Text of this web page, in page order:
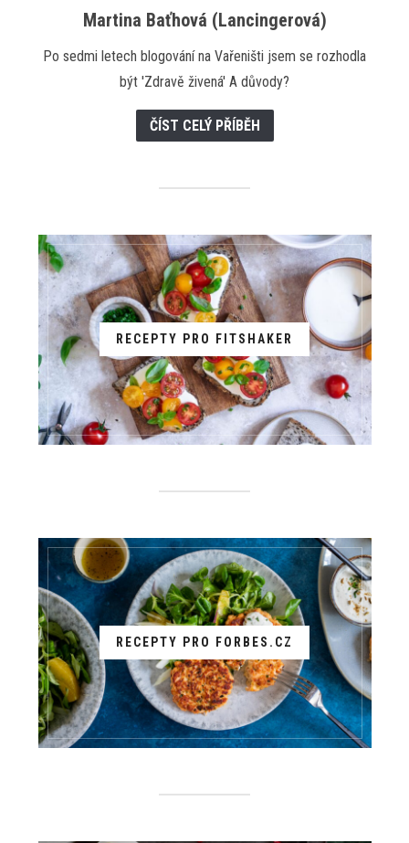
Martina Baťhová (Lancingerová)
Po sedmi letech blogování na Vařeništi jsem se rozhodla
být 'Zdravě živená' A důvody?
ČÍST CELÝ PŘÍBĚH
RECEPTY PRO FITSHAKER
RECEPTY PRO FORBES.CZ